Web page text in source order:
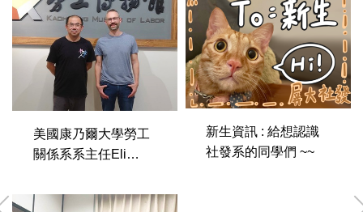
美國康乃爾大學勞工
關係系系主任Eli
八日造訪社發系
新生資訊 : 給想認識
社發系的同學們 ~~